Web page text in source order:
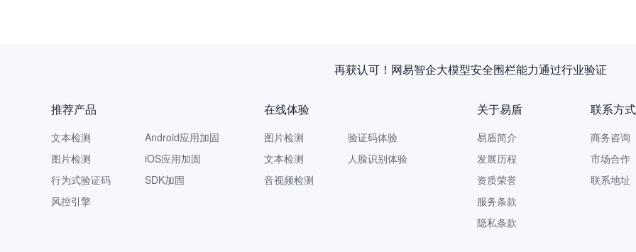
再获认可！网易智企大模型安全围栏能力通过行业验证
推荐产品
文本检测
图片检测
行为式验证码
风控引擎
Android应用加固
iOS应用加固
SDK加固
在线体验
图片检测
文本检测
音视频检测
验证码体验
人脸识别体验
关于易盾
易盾简介
发展历程
资质荣誉
服务条款
隐私条款
联系方式
商务咨询
市场合作
联系地址